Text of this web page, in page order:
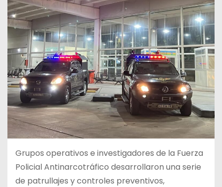
Grupos operativos e investigadores de la Fuerza
Policial Antinarcotráfico desarrollaron una serie
de patrullajes y controles preventivos,